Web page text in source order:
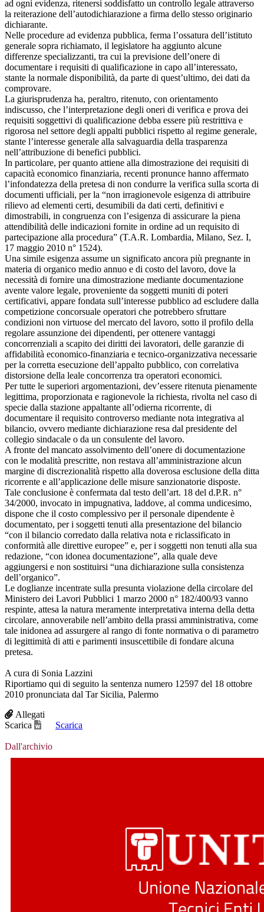
ad ogni evidenza, ritenersi soddisfatto un controllo legale attraverso
la reiterazione dell’autodichiarazione a firma dello stesso originario
dichiarante.
Nelle procedure ad evidenza pubblica, ferma l’ossatura dell’istituto
generale sopra richiamato, il legislatore ha aggiunto alcune
differenze specializzanti, tra cui la previsione dell’onere di
documentare i requisiti di qualificazione in capo all’interessato,
stante la normale disponibilità, da parte di quest’ultimo, dei dati da
comprovare.
La giurisprudenza ha, peraltro, ritenuto, con orientamento
indiscusso, che l’interpretazione degli oneri di verifica e prova dei
requisiti soggettivi di qualificazione debba essere più restrittiva e
rigorosa nel settore degli appalti pubblici rispetto al regime generale,
stante l’interesse generale alla salvaguardia della trasparenza
nell’attribuzione di benefici pubblici.
In particolare, per quanto attiene alla dimostrazione dei requisiti di
capacità economico finanziaria, recenti pronunce hanno affermato
l’infondatezza della pretesa di non condurre la verifica sulla scorta di
documenti ufficiali, per la “non irragionevole esigenza di attribuire
rilievo ad elementi certi, desumibili da dati certi, definitivi e
dimostrabili, in congruenza con l’esigenza di assicurare la piena
attendibilità delle indicazioni fornite in ordine ad un requisito di
partecipazione alla procedura” (T.A.R. Lombardia, Milano, Sez. I,
17 maggio 2010 n° 1524).
Una simile esigenza assume un significato ancora più pregnante in
materia di organico medio annuo e di costo del lavoro, dove la
necessità di fornire una dimostrazione mediante documentazione
avente valore legale, proveniente da soggetti muniti di poteri
certificativi, appare fondata sull’interesse pubblico ad escludere dalla
competizione concorsuale operatori che potrebbero sfruttare
condizioni non virtuose del mercato del lavoro, sotto il profilo della
regolare assunzione dei dipendenti, per ottenere vantaggi
concorrenziali a scapito dei diritti dei lavoratori, delle garanzie di
affidabilità economico-finanziaria e tecnico-organizzativa necessarie
per la corretta esecuzione dell’appalto pubblico, con correlativa
distorsione della leale concorrenza tra operatori economici.
Per tutte le superiori argomentazioni, dev’essere ritenuta pienamente
legittima, proporzionata e ragionevole la richiesta, rivolta nel caso di
specie dalla stazione appaltante all’odierna ricorrente, di
documentare il requisito controverso mediante nota integrativa al
bilancio, ovvero mediante dichiarazione resa dal presidente del
collegio sindacale o da un consulente del lavoro.
A fronte del mancato assolvimento dell’onere di documentazione
con le modalità prescritte, non restava all’amministrazione alcun
margine di discrezionalità rispetto alla doverosa esclusione della ditta
ricorrente e all’applicazione delle misure sanzionatorie disposte.
Tale conclusione è confermata dal testo dell’art. 18 del d.P.R. n°
34/2000, invocato in impugnativa, laddove, al comma undicesimo,
dispone che il costo complessivo per il personale dipendente è
documentato, per i soggetti tenuti alla presentazione del bilancio
“con il bilancio corredato dalla relativa nota e riclassificato in
conformità alle direttive europee” e, per i soggetti non tenuti alla sua
redazione, “con idonea documentazione”, alla quale deve
aggiungersi e non sostituirsi “una dichiarazione sulla consistenza
dell’organico”.
Le doglianze incentrate sulla presunta violazione della circolare del
Ministero dei Lavori Pubblici 1 marzo 2000 n° 182/400/93 vanno
respinte, attesa la natura meramente interpretativa interna della detta
circolare, annoverabile nell’ambito della prassi amministrativa, come
tale inidonea ad assurgere al rango di fonte normativa o di parametro
di legittimità di atti e parimenti insuscettibile di fondare alcuna
pretesa.
A cura di Sonia Lazzini
Riportiamo qui di seguito la sentenza numero 12597 del 18 ottobre
2010 pronunciata dal Tar Sicilia, Palermo
Allegati
Scarica
Scarica
Dall'archivio